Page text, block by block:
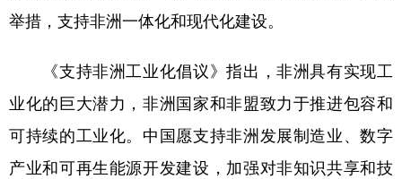
食品 人居 信息化
城市 旅游 能源 会展
彩票 娱乐 时尚 悦读
公益 一带一路 亚太网 上市公司
举措，支持非洲一体化和现代化建设。
《支持非洲工业化倡议》指出，非洲具有实现工
业化的巨大潜力，非洲国家和非盟致力于推进包容和
可持续的工业化。中国愿支持非洲发展制造业、数字
产业和可再生能源开发建设，加强对非知识共享和技